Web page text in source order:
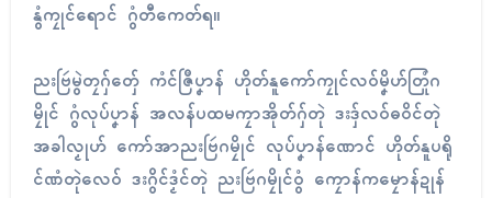
နွံကၠုၚ်ရောၚ် ဂွံတီကေတ်ရ။
ညးဗြဴမွဲတၠဂှ်တှ်ေ ကံၚ်ဇြဳပၞာန် ဟိုတ်နူကော်ကၠုၚ်လဝ်မၞိဟ်တြုံဂ
မၠိုၚ် ဂွံလုပ်ပၞာန် အလန်ပထမကၠာအိုတ်ဂှ်တုဲ ဒးဒှ်လဝ်ဓဝိၚ်တုဲ
အခါလၟုဟ် ကော်အာညးဗြဴဂမၠိုၚ် လုပ်ပၞာန်ဏောၚ် ဟိုတ်နူပရို
ၚ်ဏံတုဲလေဝ် ဒးဂွိၚ်ဒၟံၚ်တုဲ ညးဗြဴဂမၠိုၚ်ဝွံ ကၠောန်ကမၠောန်ဍုန်